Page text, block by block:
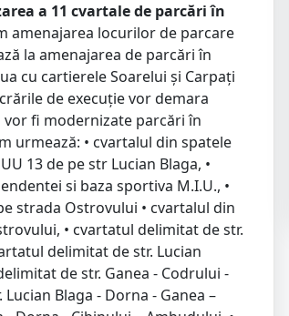
a 11 cvartale de parcări în
amenajarea locurilor de parcare
la amenajarea de parcări în
cu cartierele Soarelui și Carpați
de execuție vor demara
fi modernizate parcări în
urmează: • cvartalul din spatele
13 de pe str Lucian Blaga, •
si baza sportiva M.I.U., •
strada Ostrovului • cvartalul din
• cvartatul delimitat de str.
delimitat de str. Lucian
de str. Ganea - Codrului -
Blaga - Dorna - Ganea –